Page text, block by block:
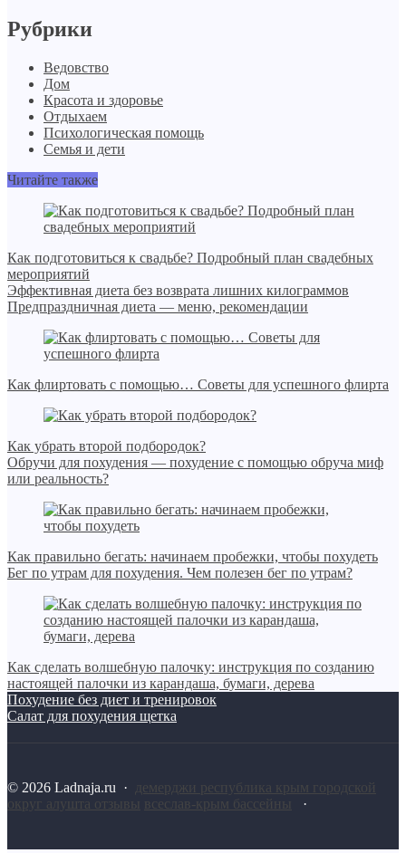
Рубрики
Ведовство
Дом
Красота и здоровье
Отдыхаем
Психологическая помощь
Семья и дети
Читайте также
Как подготовиться к свадьбе? Подробный план свадебных
мероприятий
Эффективная диета без возврата лишних килограммов
Предпраздничная диета — меню, рекомендации
Как флиртовать с помощью… Советы для успешного флирта
Как убрать второй подбородок?
Обручи для похудения — похудение с помощью обруча миф
или реальность?
Как правильно бегать: начинаем пробежки, чтобы похудеть
Бег по утрам для похудения. Чем полезен бег по утрам?
Как сделать волшебную палочку: инструкция по созданию
настоящей палочки из карандаша, бумаги, дерева
Похудение без диет и тренировок
Салат для похудения щетка
© 2026 Ladnaja.ru ·
демерджи республика крым городской
округ алушта отзывы всеслав-крым бассейны ·